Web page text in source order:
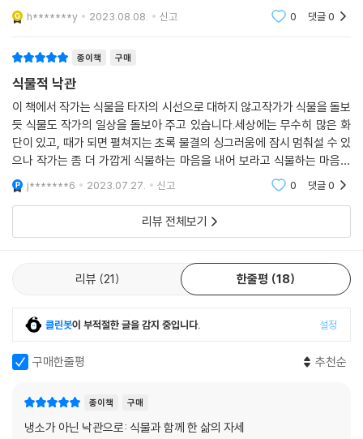
지면서 집에있는 식물을 보는시간이 많아져 구매하게되었던거 같아요. 아
직도 친해지기 어려
h*******y 2023.08.08. 신고 0 댓글0
종이책 구매
식물적 낙관
이 책에서 작가는 식물을 타자의 시선으로 대하지 않고작가가 식물을 돌보
듯 식물도 작가의 일상을 돌보아 주고 있습니다.세상에는 무수히 많은 화
단이 있고, 때가 되면 펼쳐지는 초록 물결의 싱그러움에 잠시 멈춰설 수 있
으나 작가는 좀 더 가깝게 식물하는 마음을 내어 보라고 식물하는 마음으
로 대하는 세상은 좀 더 고요하고 깊이있게 스스로를 돌보게, 돌아보게 해
줄 것이라고
j*******6 2023.07.27. 신고 0 댓글0
리뷰 전체보기
리뷰 21 한줄평 18
클린봇이 부적절한 글을 감지 중입니다. 설정
구매한줄평 추천순
종이책 구매
냉소가 아닌 낙관으로: 식물과 함께 한 삶의 자세